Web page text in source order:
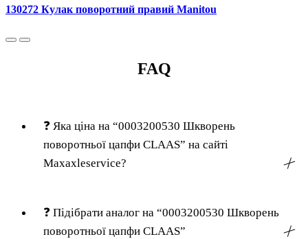
130272 Кулак поворотний правий Manitou
FAQ
❓ Яка ціна на “0003200530 Шкворень
поворотньої цапфи CLAAS” на сайті
Maxaxleservice?
╳
❓ Підібрати аналог на “0003200530 Шкворень
поворотньої цапфи CLAAS”
╳